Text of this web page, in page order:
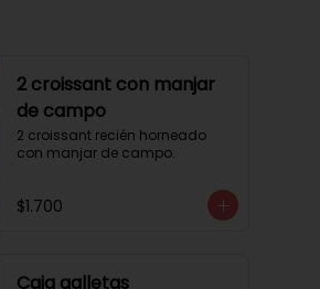
2 croissant con manjar
de campo
2 croissant recién horneado
con manjar de campo.
$1.700
Caja galletas